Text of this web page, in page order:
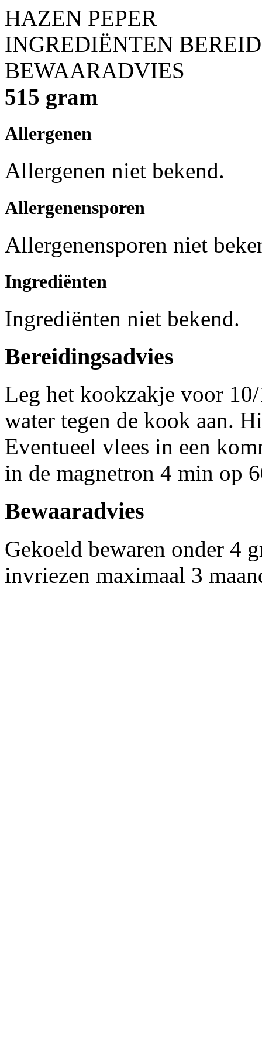
HAZEN PEPER
INGREDIËNTEN
BEWAARADVIES
515 gram
Allergenen
Allergenen niet bekend.
Allergenensporen
Allergenensporen niet
Ingrediënten
Ingrediënten niet bekend.
Bereidingsadvies
Leg het kookzakje voor
water tegen de kook aan.
Eventueel vlees in een
in de magnetron 4 min op
Bewaaradvies
Gekoeld bewaren onder 4
invriezen maximaal 3